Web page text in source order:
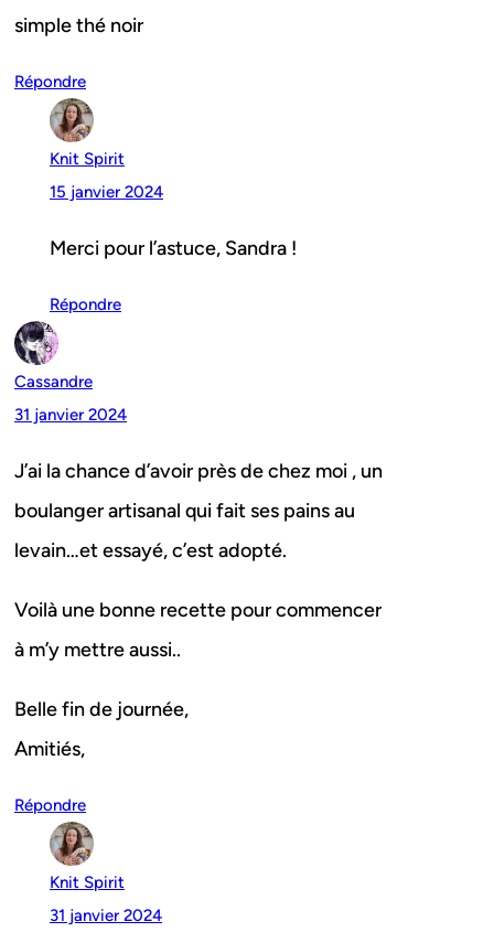
simple thé noir
Répondre
Knit Spirit
15 janvier 2024
Merci pour l’astuce, Sandra !
Répondre
Cassandre
31 janvier 2024
J’ai la chance d’avoir près de chez moi , un
boulanger artisanal qui fait ses pains au
levain…et essayé, c’est adopté.
Voilà une bonne recette pour commencer
à m’y mettre aussi..
Belle fin de journée,
Amitiés,
Répondre
Knit Spirit
31 janvier 2024